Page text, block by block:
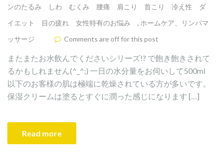
ンのたるみ しわ むくみ 腰痛 肩こり 首こり 冷え性 ダ
イエット 目の疲れ 女性特有のお悩み , ホームケア、リンパマ
ッサージ
Comments are off for this post
またまたお水飲んでくださいシリーズ!? で飽き飽きされて
るかもしれません(^_^;) 一日の水分量をお伺いして500ml
以下のお客様の肌は極端に乾燥されている方が多いです。
保湿クリームは塗るとすぐに潤った感じになります […]
Read more